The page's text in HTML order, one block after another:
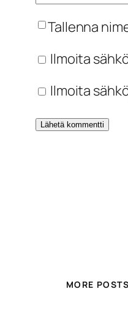
Tallenna
Ilmoita
Ilmoita
MORE POSTS